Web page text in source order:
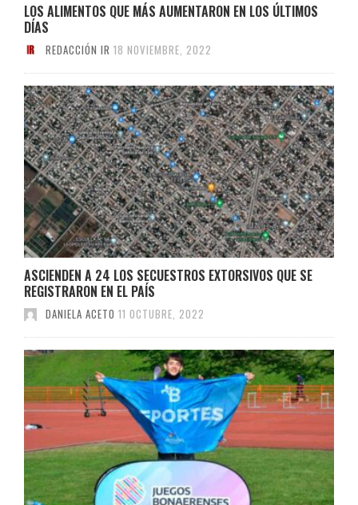
LOS ALIMENTOS QUE MÁS AUMENTARON EN LOS ÚLTIMOS
DÍAS
REDACCIÓN IR 18 NOVIEMBRE, 2022
ASCIENDEN A 24 LOS SECUESTROS EXTORSIVOS QUE SE
REGISTRARON EN EL PAÍS
DANIELA ACETO 11 OCTUBRE, 2022